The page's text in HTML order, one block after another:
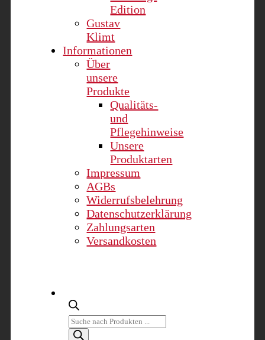
Edition
Gustav
Klimt
Informationen
Über
unsere
Produkte
Qualitäts-
und
Pflegehinweise
Unsere
Produktarten
Impressum
AGBs
Widerrufsbelehrung
Datenschutzerklärung
Zahlungsarten
Versandkosten
Products
search